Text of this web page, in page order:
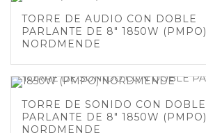
TORRE DE AUDIO CON DOBLE
PARLANTE DE 8″ 1850W (PMPO)
NORDMENDE
TORRE DE SONIDO CON DOBLE
PARLANTE DE 8″ 1850W (PMPO)
NORDMENDE